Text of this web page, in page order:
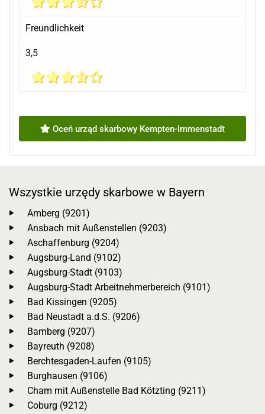
Freundlichkeit
3,5
Oceń urząd skarbowy Kempten-Immenstadt
Wszystkie urzędy skarbowe w Bayern
Amberg (9201)
Ansbach mit Außenstellen (9203)
Aschaffenburg (9204)
Augsburg-Land (9102)
Augsburg-Stadt (9103)
Augsburg-Stadt Arbeitnehmerbereich (9101)
Bad Kissingen (9205)
Bad Neustadt a.d.S. (9206)
Bamberg (9207)
Bayreuth (9208)
Berchtesgaden-Laufen (9105)
Burghausen (9106)
Cham mit Außenstelle Bad Kötzting (9211)
Coburg (9212)